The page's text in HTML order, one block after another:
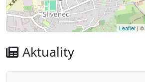
Leaflet | ©
Aktuality